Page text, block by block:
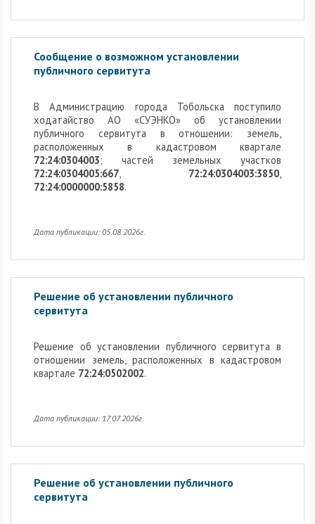
Сообщение о возможном установлении
публичного сервитута
В Администрацию города Тобольска поступило
ходатайство АО «СУЭНКО» об установлении
публичного сервитута в отношении: земель,
расположенных в кадастровом квартале
72:24:0304003; частей земельных участков
72:24:0304005:667, 72:24:0304003:3850,
72:24:0000000:5858.
Дата публикации: 05.08.2026г.
Решение об установлении публичного
сервитута
Решение об установлении публичного сервитута в
отношении земель, расположенных в кадастровом
квартале 72:24:0502002.
Дата публикации: 17.07.2026г.
Решение об установлении публичного
сервитута